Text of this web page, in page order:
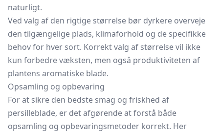
naturligt.
Ved valg af den rigtige størrelse bør dyrkere overveje
den tilgængelige plads, klimaforhold og de specifikke
behov for hver sort. Korrekt valg af størrelse vil ikke
kun forbedre væksten, men også produktiviteten af
plantens aromatiske blade.
Opsamling og opbevaring
For at sikre den bedste smag og friskhed af
persilleblade, er det afgørende at forstå både
opsamling og opbevaringsmetoder korrekt. Her